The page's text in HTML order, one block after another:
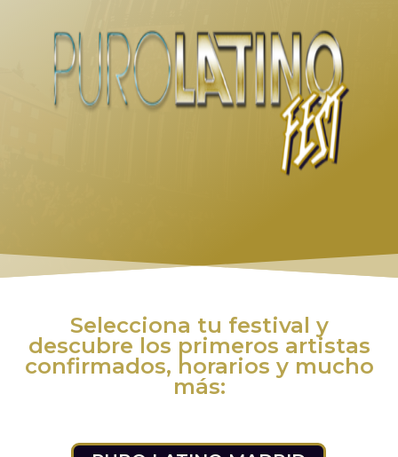
Selecciona tu festival y
descubre los primeros artistas
confirmados, horarios y mucho
más: